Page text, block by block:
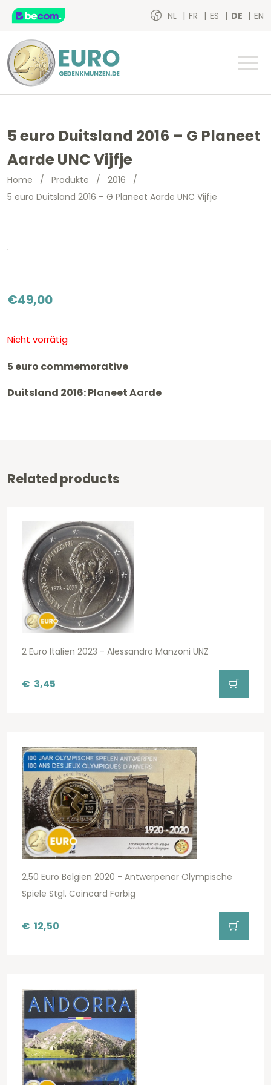
NL FR ES DE EN
5 euro Duitsland 2016 – G Planeet
Aarde UNC Vijfje
Home / Produkte / 2016 /
5 euro Duitsland 2016 – G Planeet Aarde UNC Vijfje
€49,00
Nicht vorrätig
5 euro commemorative
Duitsland 2016: Planeet Aarde
Related products
2 Euro Italien 2023 - Alessandro Manzoni UNZ
€ 3,45
2,50 Euro Belgien 2020 - Antwerpener Olympische
Spiele Stgl. Coincard Farbig
€ 12,50